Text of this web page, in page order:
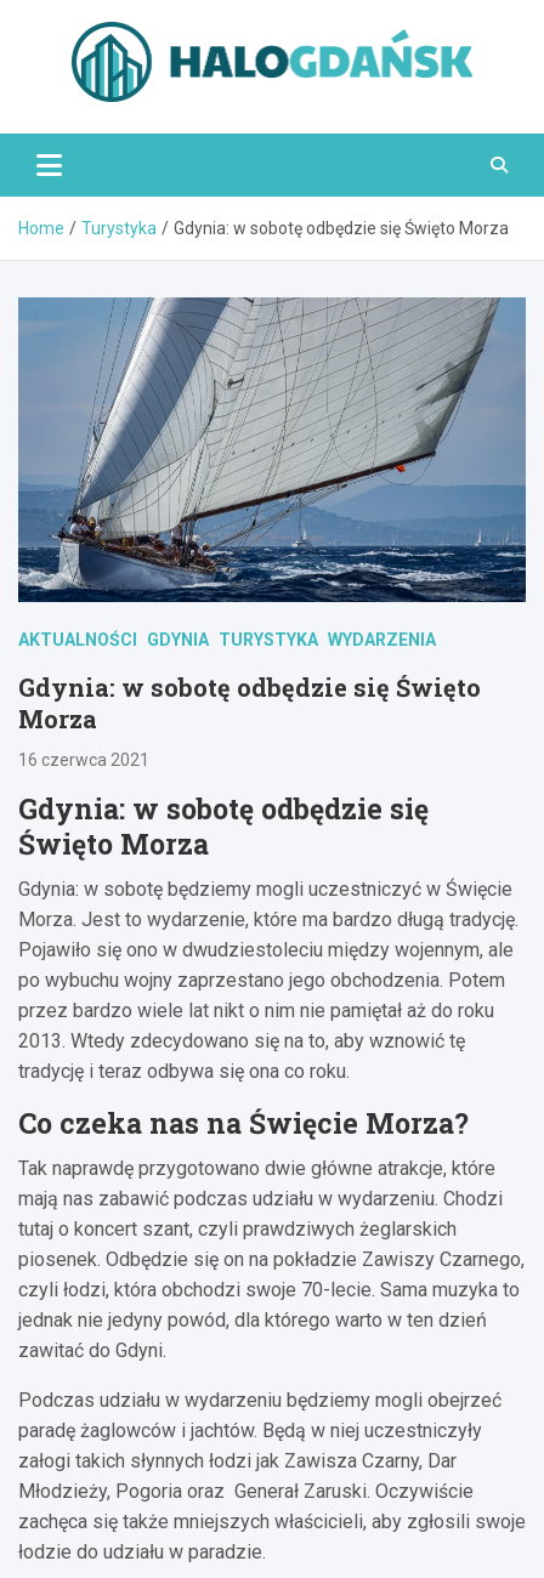
HaloGdańsk.pl
Home Turystyka Gdynia: w sobotę odbędzie się Święto Morza
AKTUALNOŚCI GDYNIA TURYSTYKA WYDARZENIA
Gdynia: w sobotę odbędzie się Święto
Morza
16 czerwca 2021
Gdynia: w sobotę odbędzie się
Święto Morza
Gdynia: w sobotę będziemy mogli uczestniczyć w Święcie
Morza. Jest to wydarzenie, które ma bardzo długą tradycję.
Pojawiło się ono w dwudziestoleciu między wojennym, ale
po wybuchu wojny zaprzestano jego obchodzenia. Potem
przez bardzo wiele lat nikt o nim nie pamiętał aż do roku
2013. Wtedy zdecydowano się na to, aby wznowić tę
tradycję i teraz odbywa się ona co roku.
Co czeka nas na Święcie Morza?
Tak naprawdę przygotowano dwie główne atrakcje, które
mają nas zabawić podczas udziału w wydarzeniu. Chodzi
tutaj o koncert szant, czyli prawdziwych żeglarskich
piosenek. Odbędzie się on na pokładzie Zawiszy Czarnego,
czyli łodzi, która obchodzi swoje 70-lecie. Sama muzyka to
jednak nie jedyny powód, dla którego warto w ten dzień
zawitać do Gdyni.
Podczas udziału w wydarzeniu będziemy mogli obejrzeć
paradę żaglowców i jachtów. Będą w niej uczestniczyły
załogi takich słynnych łodzi jak Zawisza Czarny, Dar
Młodzieży, Pogoria oraz Generał Zaruski. Oczywiście
zachęca się także mniejszych właścicieli, aby zgłosili swoje
łodzie do udziału w paradzie.